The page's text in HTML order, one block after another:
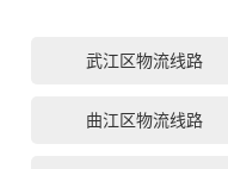
武江区物流线路
曲江区物流线路